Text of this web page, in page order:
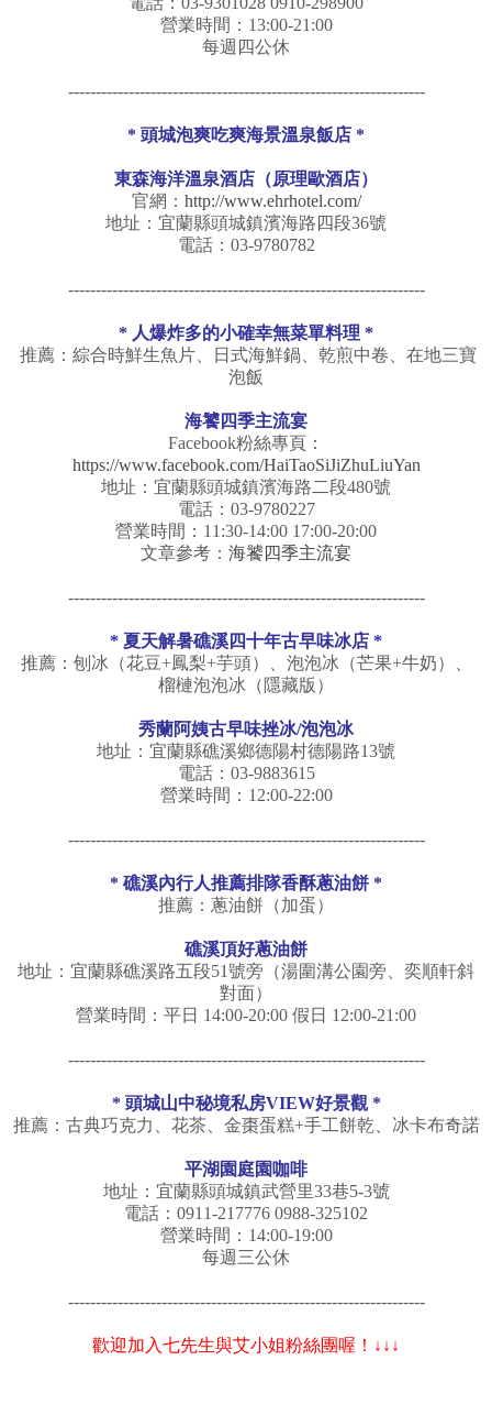
營業時間：13:00-21:00
每週四公休
-----------------------------------------------------------------
* 頭城泡爽吃爽海景溫泉飯店 *
東森海洋溫泉酒店（原理歐酒店）
官網： http://www.ehrhotel.com/
地址：宜蘭縣頭城鎮濱海路四段36號
電話：03-9780782
-----------------------------------------------------------------
* 人爆炸多的小確幸無菜單料理 *
推薦：綜合時鮮生魚片、日式海鮮鍋、乾煎中卷、在地三寶
泡飯
海饕四季主流宴
Facebook粉絲專頁：
https://www.facebook.com/HaiTaoSiJiZhuLiuYan
地址：宜蘭縣頭城鎮濱海路二段480號
電話：03-9780227
營業時間：11:30-14:00 17:00-20:00
文章參考： 海饕四季主流宴
-----------------------------------------------------------------
* 夏天解暑礁溪四十年古早味冰店 *
推薦：刨冰（花豆+鳳梨+芋頭）、泡泡冰（芒果+牛奶）、
榴槤泡泡冰（隱藏版）
秀蘭阿姨古早味挫冰/泡泡冰
地址：宜蘭縣礁溪鄉德陽村德陽路13號
電話：03-9883615
營業時間：12:00-22:00
-----------------------------------------------------------------
* 礁溪內行人推薦排隊香酥蔥油餅 *
推薦：蔥油餅（加蛋）
礁溪頂好蔥油餅
地址：宜蘭縣礁溪路五段51號旁（湯圍溝公園旁、奕順軒斜
對面）
營業時間：平日 14:00-20:00 假日 12:00-21:00
-----------------------------------------------------------------
* 頭城山中秘境私房VIEW好景觀*
推薦：古典巧克力、花茶、金棗蛋糕+手工餅乾、冰卡布奇諾
平湖園庭園咖啡
地址：宜蘭縣頭城鎮武營里33巷5-3號
電話：0911-217776 0988-325102
營業時間：14:00-19:00
每週三公休
-----------------------------------------------------------------
歡迎加入七先生與艾小姐粉絲團喔！↓↓↓